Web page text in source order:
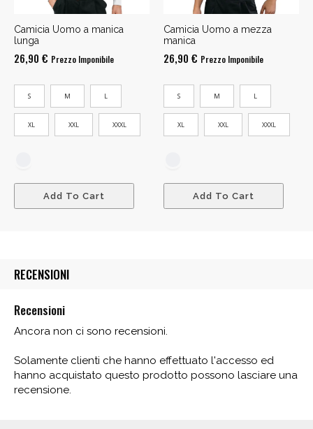
Camicia Uomo a manica
lunga
26,90 € Prezzo Imponibile
S M L
XL XXL XXXL
Add To Cart
Camicia Uomo a mezza
manica
26,90 € Prezzo Imponibile
S M L
XL XXL XXXL
Add To Cart
RECENSIONI
Recensioni
Ancora non ci sono recensioni.
Solamente clienti che hanno effettuato l'accesso ed
hanno acquistato questo prodotto possono lasciare una
recensione.